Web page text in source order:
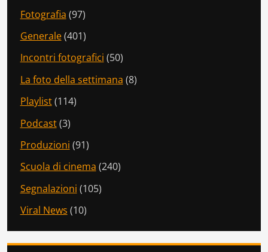
Fotografia (97)
Generale(401)
Incontri fotografici (50)
La foto della settimana (8)
Playlist(114)
Podcast(3)
Produzioni (91)
Scuola di cinema (240)
Segnalazioni (105)
Viral News (10)